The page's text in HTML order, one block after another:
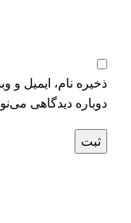
ذخیره نام، ایمیل و
دوباره دیدگاهی